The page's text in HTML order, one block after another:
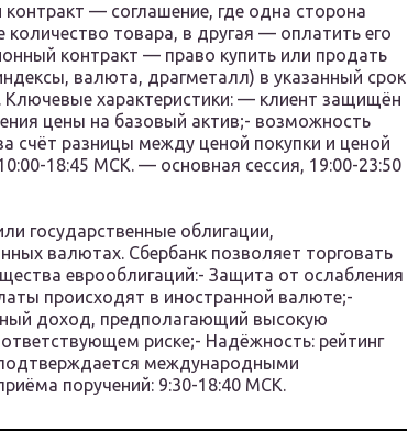
— соглашение, где одна сторона
количество товара, в другая — оплатить его
контракт — право купить или продать
валюта, драгметалл) в указанный срок
характеристики: — клиент защищён
цены на базовый актив;- возможность
счёт разницы между ценой покупки и ценой
18:45 МСК. — основная сессия, 19:00-23:50
государственные облигации,
валютах. Сбербанк позволяет торговать
еврооблигаций:- Защита от ослабления
происходят в иностранной валюте;-
доход, предполагающий высокую
риске;- Надёжность: рейтинг
международными
поручений: 9:30-18:40 МСК.